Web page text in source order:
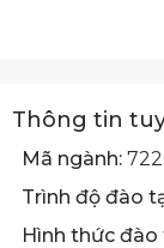
Thông tin
Mã ngành:
Trình độ đào
Hình thức đào